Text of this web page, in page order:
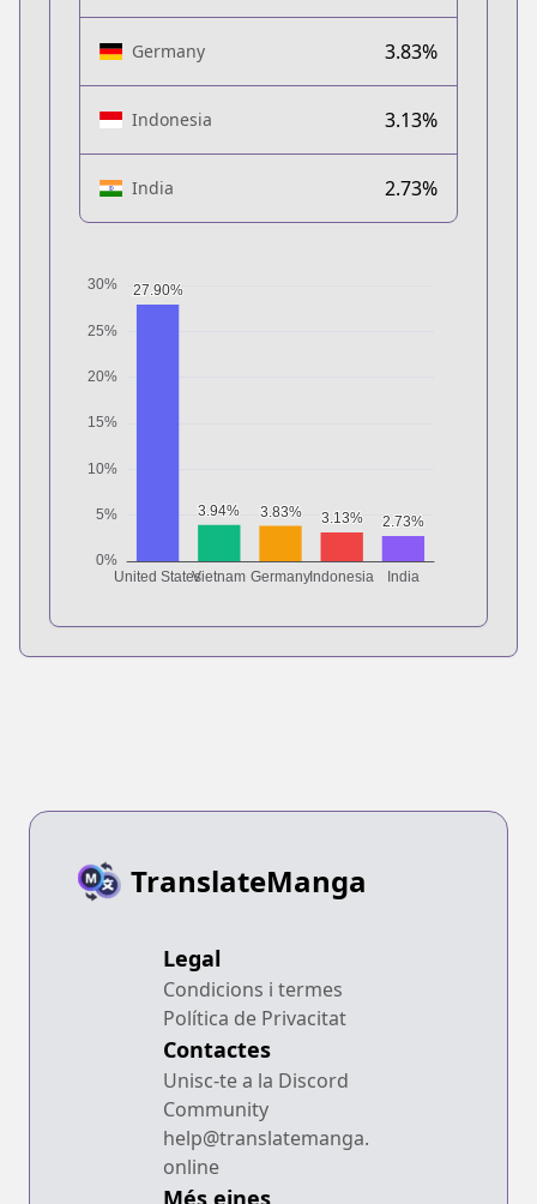
Germany 3.83%
Indonesia 3.13%
India 2.73%
TranslateManga
Legal
Condicions i termes
Política de Privacitat
Contactes
Unisc-te a la Discord
Community
help@translatemanga.
online
Més eines